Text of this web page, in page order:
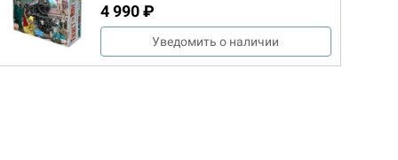
4 990 ₽
Уведомить о наличии